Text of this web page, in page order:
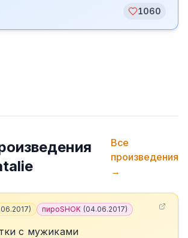
1060
Все
произведения
→
) пироSHOK (04.06.2017)
с мужиками